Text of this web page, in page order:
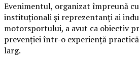
Evenimentul, organizat împreună
instituționali și reprezentanți ai
motorsportului, a avut ca obiectiv
prevenției într-o experiență
larg.